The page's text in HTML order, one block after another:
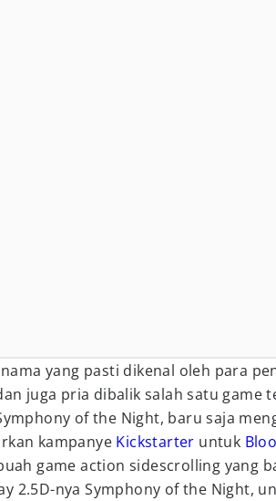
yang pasti dikenal oleh para
juga pria dibalik salah satu game
of the Night, baru saja
kampanye Kickstarter untuk
game action sidescrolling yang
2.5D-nya Symphony of the Night,